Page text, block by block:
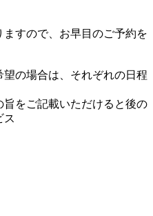
すので、お早目のご予約を
の場合は、それぞれの日程
をご記載いただけると後の
ス